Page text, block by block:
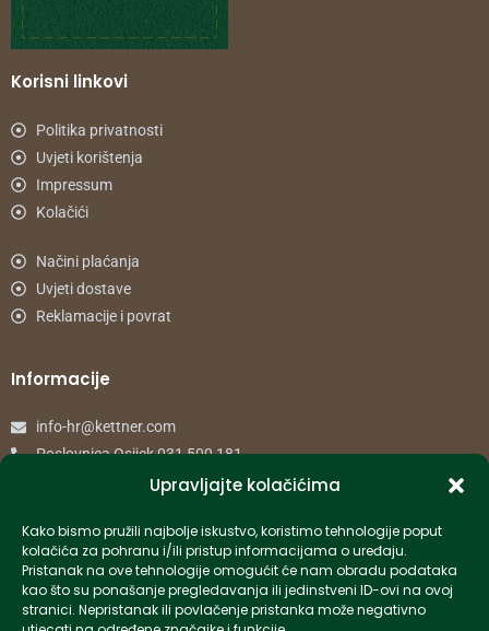
Upravljajte kolačićima
Kako bismo pružili najbolje iskustvo, koristimo tehnologije poput
kolačića za pohranu i/ili pristup informacijama o uređaju.
Pristanak na ove tehnologije omogućit će nam obradu podataka
kao što su ponašanje pregledavanja ili jedinstveni ID-ovi na ovoj
stranici. Nepristanak ili povlačenje pristanka može negativno
Korisni linkovi
Politika privatnosti
Uvjeti korištenja
Impressum
Kolačići
Načini plaćanja
Uvjeti dostave
Reklamacije i povrat
Informacije
info-hr@kettner.com
Poslovnica Osijek 031 500 181
Poslovnica Zagreb 01 7798 900
© 2024 Kettner. Sva prava pridržana.